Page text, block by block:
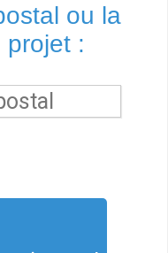
ou la
projet :